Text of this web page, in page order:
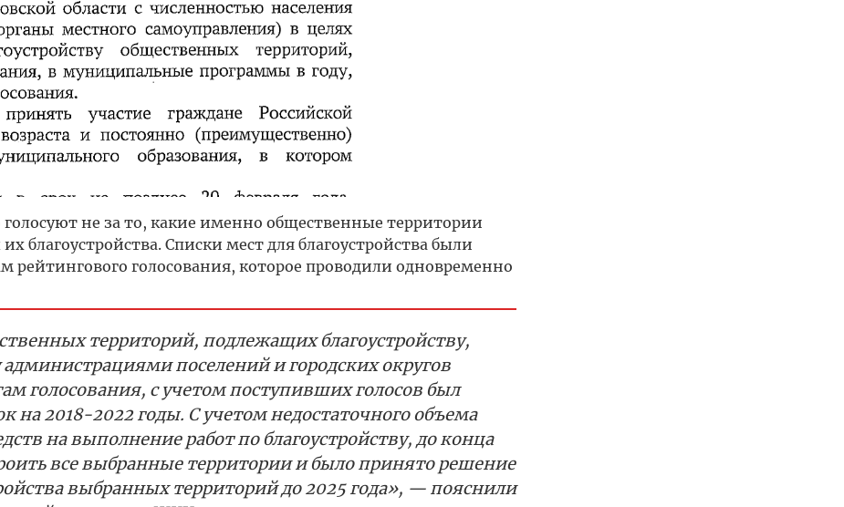
не за то, какие именно общественные территории
благоустройства. Списки мест для благоустройства были
рейтингового голосования, которое проводили одновременно
территорий, подлежащих благоустройству,
администрациями поселений и городских округов
голосования, с учетом поступивших голосов был
на 2018-2022 годы. С учетом недостаточного объема
на выполнение работ по благоустройству, до конца
все выбранные территории и было принято решение
выбранных территорий до 2025 года», — пояснили